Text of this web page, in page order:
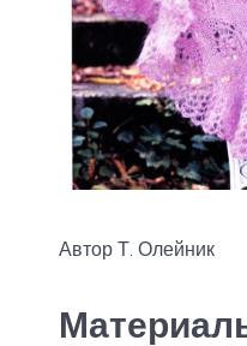
Автор Т. Олейник